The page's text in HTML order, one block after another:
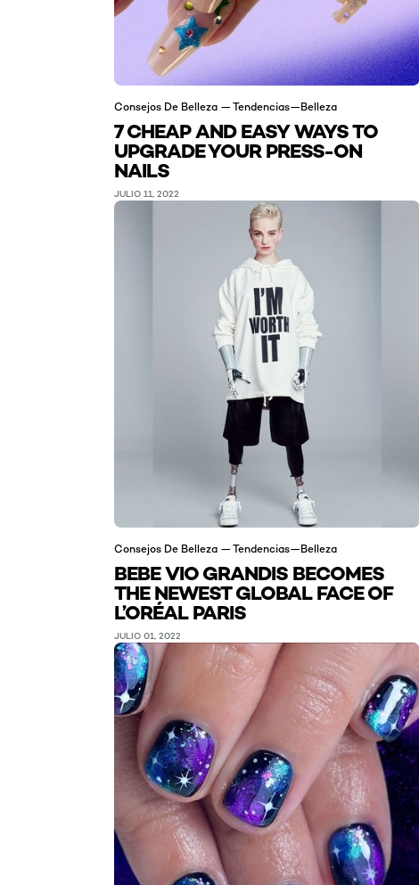
Consejos De Belleza — Tendencias—Belleza
7 CHEAP AND EASY WAYS TO
UPGRADE YOUR PRESS-ON
NAILS
JULIO 11, 2022
Consejos De Belleza — Tendencias—Belleza
BEBE VIO GRANDIS BECOMES
THE NEWEST GLOBAL FACE OF
L’ORÉAL PARIS
JULIO 01, 2022